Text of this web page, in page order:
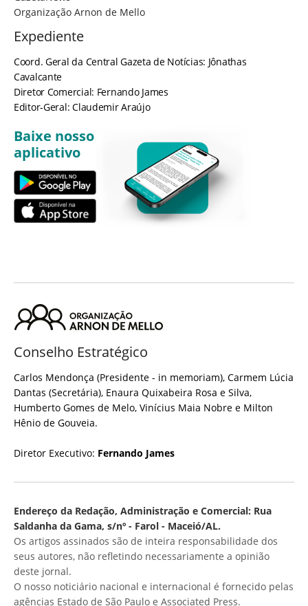
Organização Arnon de Mello
Expediente
Coord. Geral da Central Gazeta de Notícias: Jônathas
Cavalcante
Diretor Comercial: Fernando James
Editor-Geral: Claudemir Araújo
Baixe nosso
aplicativo
Conselho Estratégico
Carlos Mendonça (Presidente - in memoriam), Carmem Lúcia
Dantas (Secretária), Enaura Quixabeira Rosa e Silva,
Humberto Gomes de Melo, Vinícius Maia Nobre e Milton
Hênio de Gouveia.
Diretor Executivo: Fernando James
Endereço da Redação, Administração e Comercial: Rua
Saldanha da Gama, s/nº - Farol - Maceió/AL.
Os artigos assinados são de inteira responsabilidade dos
seus autores, não refletindo necessariamente a opinião
deste jornal.
O nosso noticiário nacional e internacional é fornecido pelas
agências Estado de São Paulo e Associated Press.